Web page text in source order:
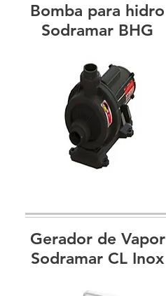
Bomba para hidro
Sodramar BHG
Gerador de Vapor
Sodramar CL Inox